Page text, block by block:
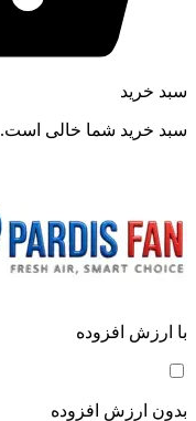
سبد خرید
سبد خرید شما خالی است.
با ارزش افزوده
بدون ارزش افزوده